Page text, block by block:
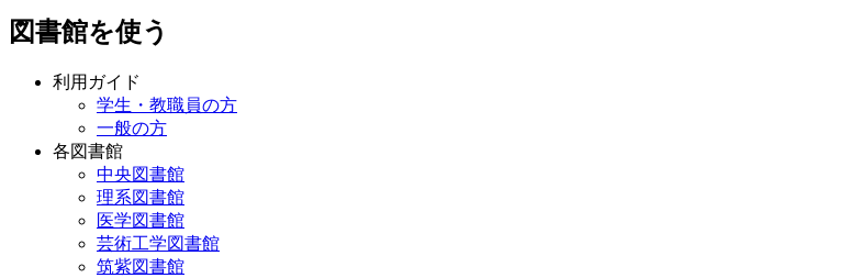
図書館を使う
利用ガイド
学生・教職員の方
一般の方
各図書館
中央図書館
理系図書館
医学図書館
芸術工学図書館
筑紫図書館